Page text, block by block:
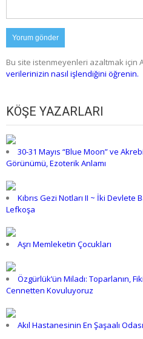
Bu site istenmeyenleri azaltmak için
verilerinizin nasıl işlendiğini öğrenin.
KÖŞE YAZARLARI
30-31 Mayıs “Blue Moon” ve
Görünümü, Ezoterik Anlamı
Kıbrıs Gezi Notları II ~ İki Devlete
Lefkoşa
Aşrı Memleketin Çocukları
Özgürlük’ün Miladı: Toparlanın,
Cennetten Kovuluyoruz
Akıl Hastanesinin En Şaşaalı